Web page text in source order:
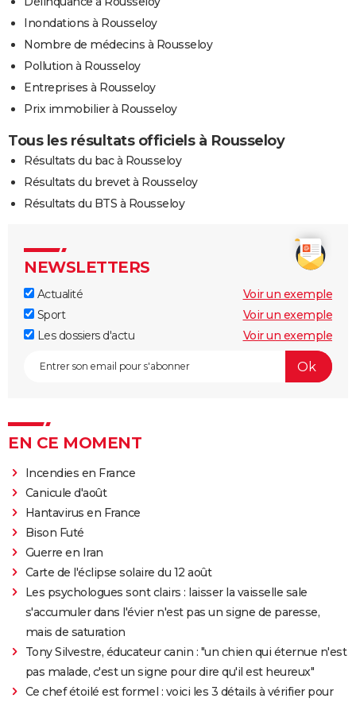
Inondations à Rousseloy
Nombre de médecins à Rousseloy
Pollution à Rousseloy
Entreprises à Rousseloy
Prix immobilier à Rousseloy
Tous les résultats officiels à Rousseloy
Résultats du bac à Rousseloy
Résultats du brevet à Rousseloy
Résultats du BTS à Rousseloy
NEWSLETTERS
Actualité
Voir un exemple
Sport
Voir un exemple
Les dossiers d'actu
Voir un exemple
EN CE MOMENT
Incendies en France
Canicule d'août
Hantavirus en France
Bison Futé
Guerre en Iran
Carte de l'éclipse solaire du 12 août
Les psychologues sont clairs : laisser la vaisselle sale
s'accumuler dans l'évier n'est pas un signe de paresse,
mais de saturation
Tony Silvestre, éducateur canin : "un chien qui éternue n'est
pas malade, c'est un signe pour dire qu'il est heureux"
Ce chef étoilé est formel : voici les 3 détails à vérifier pour